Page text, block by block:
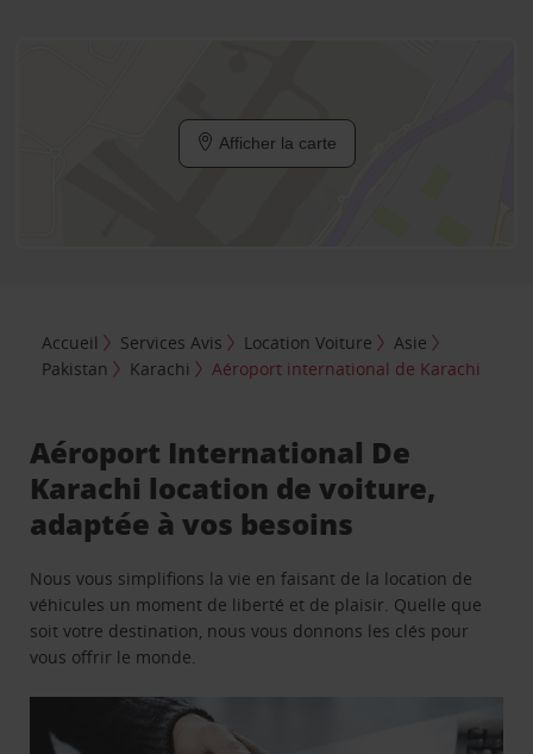
Afficher la carte
Accueil Services Avis Location Voiture
Asie
Pakistan
Karachi Aéroport international de Karachi
Aéroport International De
Karachi location de voiture,
adaptée à vos besoins
Nous vous simplifions la vie en faisant de la location de
véhicules un moment de liberté et de plaisir. Quelle que
soit votre destination, nous vous donnons les clés pour
vous offrir le monde.